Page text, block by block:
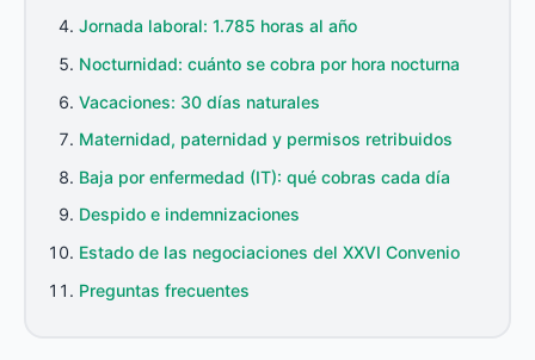
Jornada laboral: 1.785 horas al año
Nocturnidad: cuánto se cobra por hora nocturna
Vacaciones: 30 días naturales
Maternidad, paternidad y permisos retribuidos
Baja por enfermedad (IT): qué cobras cada día
Despido e indemnizaciones
Estado de las negociaciones del XXVI Convenio
Preguntas frecuentes